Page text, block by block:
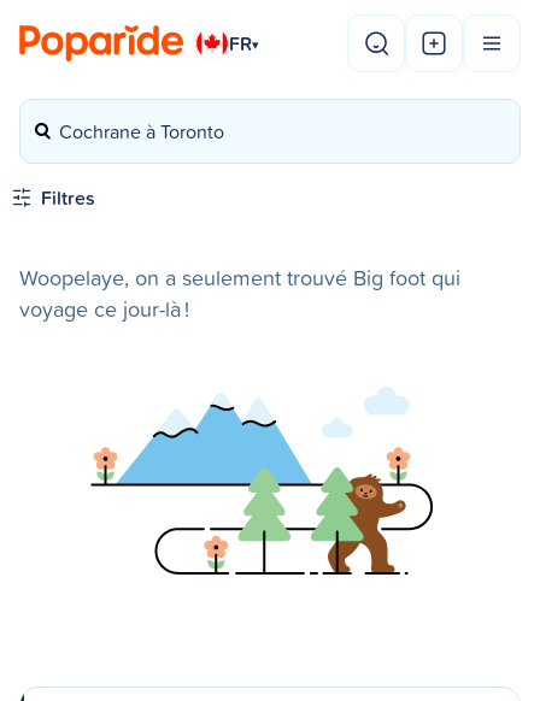
FR▾
Cochrane à Toronto
Filtres
Woopelaye, on a seulement trouvé Big foot qui
voyage ce jour-là !